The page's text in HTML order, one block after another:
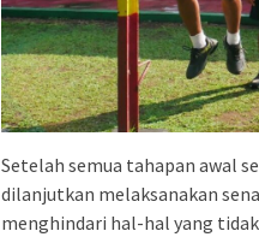
Setelah semua tahapan awal
dilanjutkan melaksanakan
menghindari hal-hal yang